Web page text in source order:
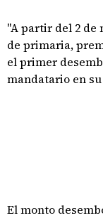
"A partir del 2 de
de primaria,
el primer
mandatario en
El monto